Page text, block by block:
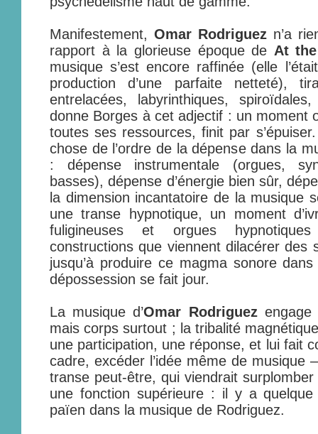
Manifestement,Omar Rodriguez n’a
rapport à la glorieuse époque de At
musique s’est encore raffinée (elle
production d’une parfaite netteté),
entrelacées, labyrinthiques,
donne Borges à cet adjectif : un moment
toutes ses ressources, finit par
chose de l’ordre de la dépense dans la
: dépense instrumentale (orgues,
basses), dépense d’énergie bien sûr,
la dimension incantatoire de la musique
une transe hypnotique, un moment
fuligineuses et orgues
constructions que viennent dilacérer des
jusqu’à produire ce magma sonore
dépossession se fait jour.
La musique d’Omar Rodriguezengage
mais corps surtout ; la tribalité
une participation, une réponse, et lui fait
cadre, excéder l’idée même de musique
transe peut-être, qui viendrait
une fonction supérieure : il y a
païen dans la musique de Rodriguez.